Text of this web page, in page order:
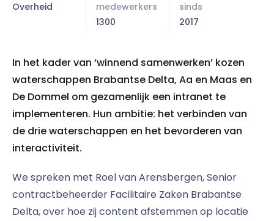
Overheid
medewerkers
1300
sinds
2017
In het kader van ‘winnend samenwerken’ kozen
waterschappen Brabantse Delta, Aa en Maas en
De Dommel om gezamenlijk een intranet te
implementeren. Hun ambitie: het verbinden van
de drie waterschappen en het bevorderen van
interactiviteit.
We spreken met Roel van Arensbergen, Senior
contractbeheerder Facilitaire Zaken Brabantse
Delta, over hoe zij content afstemmen op locatie